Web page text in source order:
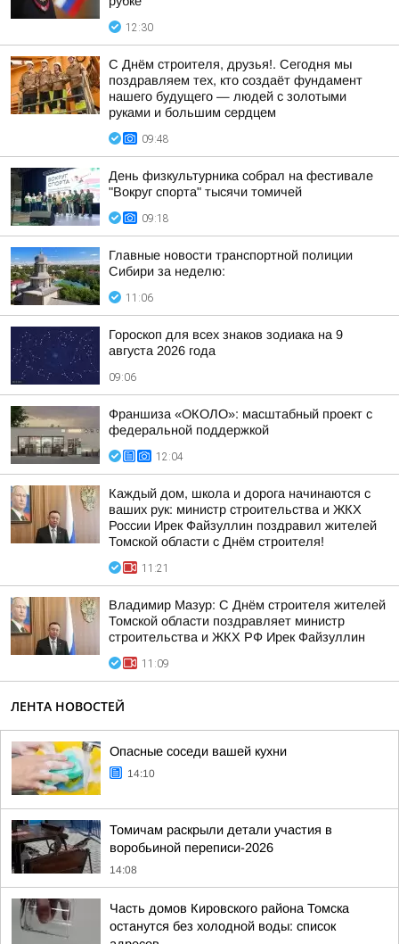
12:30
С Днём строителя, друзья!. Сегодня мы
поздравляем тех, кто создаёт фундамент
нашего будущего — людей с золотыми
руками и большим сердцем
09:48
День физкультурника собрал на фестивале
"Вокруг спорта" тысячи томичей
09:18
Главные новости транспортной полиции
Сибири за неделю:
11:06
Гороскоп для всех знаков зодиака на 9
августа 2026 года
09:06
Франшиза «ОКОЛО»: масштабный проект с
федеральной поддержкой
12:04
Каждый дом, школа и дорога начинаются с
ваших рук: министр строительства и ЖКХ
России Ирек Файзуллин поздравил жителей
Томской области с Днём строителя!
11:21
Владимир Мазур: С Днём строителя жителей
Томской области поздравляет министр
строительства и ЖКХ РФ Ирек Файзуллин
11:09
ЛЕНТА НОВОСТЕЙ
Опасные соседи вашей кухни
14:10
Томичам раскрыли детали участия в
воробьиной переписи-2026
14:08
Часть домов Кировского района Томска
останутся без холодной воды: список